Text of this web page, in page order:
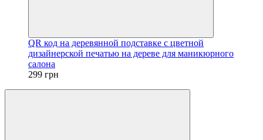
QR код на деревянной подставке с цветной
дизайнерской печатью на дереве для маникюрного
салона
299 грн